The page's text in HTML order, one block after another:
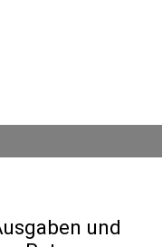
und